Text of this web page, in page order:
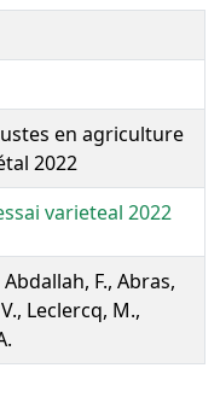
en agriculture
2022
varieteal 2022
F., Abras,
Leclercq, M.,